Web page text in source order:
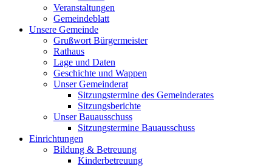
Veranstaltungen
Gemeindeblatt
Unsere Gemeinde
Grußwort Bürgermeister
Rathaus
Lage und Daten
Geschichte und Wappen
Unser Gemeinderat
Sitzungstermine des Gemeinderates
Sitzungsberichte
Unser Bauausschuss
Sitzungstermine Bauausschuss
Einrichtungen
Bildung & Betreuung
Kinderbetreuung